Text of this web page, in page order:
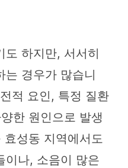
도 하지만, 서서히
는 경우가 많습니
적 요인, 특정 질환
한 원인으로 발생
성동 지역에서도
이나, 소음이 많은